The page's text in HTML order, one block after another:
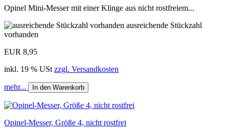
Opinel Mini-Messer mit einer Klinge aus nicht rostfreiem...
ausreichende Stückzahl
vorhanden
EUR 8,95
inkl. 19 % USt zzgl. Versandkosten
mehr... In den Warenkorb
Opinel-Messer, Größe 4, nicht rostfrei